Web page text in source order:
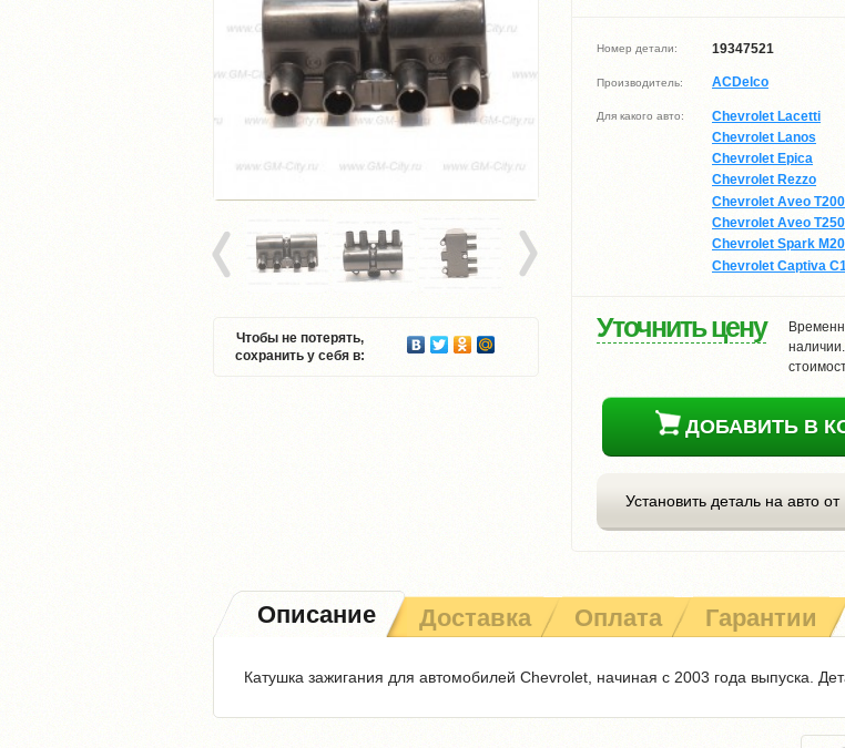
Чтобы не потерять,
сохранить у себя в:
Номер детали: 19347521
Производитель: ACDelco
Для какого авто:
Chevrolet Lacetti
Chevrolet Lanos
Chevrolet Epica
Chevrolet Rezzo
Chevrolet Aveo T200
Chevrolet Aveo T250
Chevrolet Spark
Chevrolet Captiva
Уточнить цену
ДОБАВИТЬ В
Установить деталь на авто от
Описание Доставка Оплата Гарантии
Катушка зажигания для автомобилей Chevrolet, начиная с 2003 года выпуска.